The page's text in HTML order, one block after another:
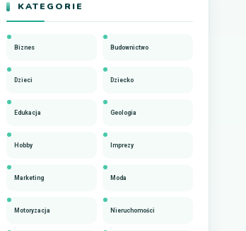
KATEGORIE
Biznes Budownictwo
Dzieci Dziecko
Edukacja Geologia
Hobby Imprezy
Marketing Moda
Motoryzacja Nieruchomości